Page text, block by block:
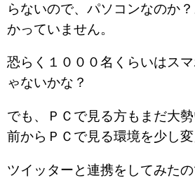
らないので、パソコンなのか
かっていません。
恐らく１０００名くらいはス
ゃないかな？
でも、ＰＣで見る方もまだ大
前からＰＣで見る環境を少し
ツイッターと連携をしてみた